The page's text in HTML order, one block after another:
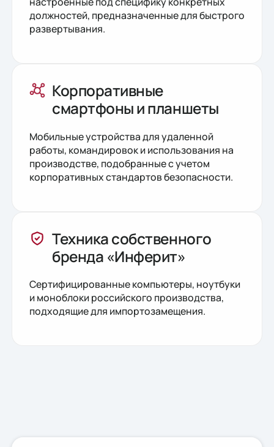
должностей, предназначенные для быстрого
развертывания.
Корпоративные
смартфоны и планшеты
Мобильные устройства для удаленной
работы, командировок и использования на
производстве, подобранные с учетом
корпоративных стандартов безопасности.
Техника собственного
бренда «Инферит»
Сертифицированные компьютеры, ноутбуки
и моноблоки российского производства,
подходящие для импортозамещения.